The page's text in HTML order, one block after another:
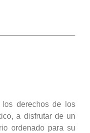
derechos de los
a disfrutar de un
ordenado para su